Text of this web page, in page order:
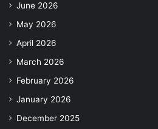
June 2026
May 2026
April 2026
March 2026
February 2026
January 2026
December 2025